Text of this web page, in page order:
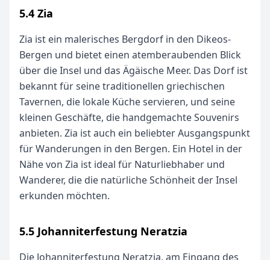
5.4 Zia
Zia ist ein malerisches Bergdorf in den Dikeos-
Bergen und bietet einen atemberaubenden Blick
über die Insel und das Ägäische Meer. Das Dorf ist
bekannt für seine traditionellen griechischen
Tavernen, die lokale Küche servieren, und seine
kleinen Geschäfte, die handgemachte Souvenirs
anbieten. Zia ist auch ein beliebter Ausgangspunkt
für Wanderungen in den Bergen. Ein Hotel in der
Nähe von Zia ist ideal für Naturliebhaber und
Wanderer, die die natürliche Schönheit der Insel
erkunden möchten.
5.5 Johanniterfestung Neratzia
Die Johanniterfestung Neratzia, am Eingang des